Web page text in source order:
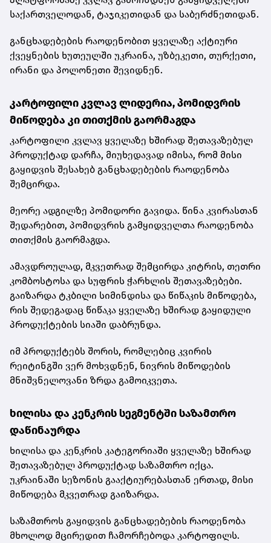
საქართველოდან, ტაჯიკეთიდან და საბერძნეთიდან.
განცხადებების რაოდენობით ყველაზე აქტიური
ქვეყნების ხუთეულში უკრაინა, უზბეკეთი, თურქეთი,
ირანი და პოლონეთი შევიდნენ.
კარტოფილი კვლავ ლიდერია, პომიდვრის
მიწოდება კი თითქმის გაორმაგდა
კარტოფილი კვლავ ყველაზე ხშირად შეთავაზებულ
პროდუქტად დარჩა, მიუხედავად იმისა, რომ მისი
გაყიდვის შესახებ განცხადებების რაოდენობა
შემცირდა.
მეორე ადგილზე პომიდორი გავიდა. წინა კვირასთან
შედარებით, პომიდვრის გამყიდველთა რაოდენობა
თითქმის გაორმაგდა.
ამავდროულად, მკვეთრად შემცირდა კიტრის, თეთრი
კომბოსტოსა და სუფრის ჭარხლის შეთავაზებები.
გაიზარდა ტკბილი სიმინდისა და წიწაკის მიწოდება,
რის შედეგადაც წიწაკა ყველაზე ხშირად გაყიდული
პროდუქტების სიაში დაბრუნდა.
იმ პროდუქტებს შორის, რომლებიც კვირის
რეიტინგში ვერ მოხვდნენ, ნივრის მიწოდების
მნიშვნელოვანი ზრდა გამოიკვეთა.
ხილისა და კენკრის სეგმენტში საზამთრო
დაწინაურდა
ხილისა და კენკრის კატეგორიაში ყველაზე ხშირად
შეთავაზებულ პროდუქტად საზამთრო იქცა.
უკრაინაში სეზონის გააქტიურებასთან ერთად, მისი
მიწოდება მკვეთრად გაიზარდა.
საზამთროს გაყიდვის განცხადებების რაოდენობა
მხოლოდ მცირედით ჩამორჩებოდა კარტოფილს.